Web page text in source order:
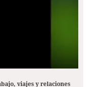
viajes y relaciones